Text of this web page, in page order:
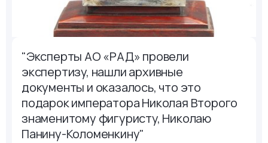
"Эксперты АО «РАД» провели
экспертизу, нашли архивные
документы и оказалось, что это
подарок императора Николая Второго
знаменитому фигуристу, Николаю
Панину-Коломенкину"